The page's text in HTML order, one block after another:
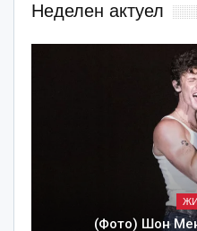
Неделен актуел
(Фото) Шон